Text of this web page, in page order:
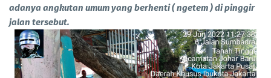
adanya angkutan umum yang berhenti ( ngetem ) di pinggir
jalan tersebut.